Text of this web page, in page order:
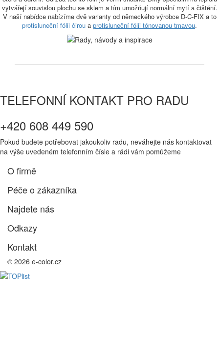
vytvářejí souvislou plochu se sklem a tím umožňují normální mytí a čištění.
V naší nabídce nabízíme dvě varianty od německého výrobce D-C-FIX a to
protisluneční fólii čirou a protisluneční fólii tónovanou tmavou.
TELEFONNÍ KONTAKT PRO RADU
+420 608 449 590
Pokud budete potřebovat jakoukoliv radu, neváhejte nás kontaktovat
na výše uvedeném telefonním čísle a rádi vám pomůžeme
O firmě
Péče o zákazníka
Najdete nás
Odkazy
Kontakt
© 2026 e-color.cz